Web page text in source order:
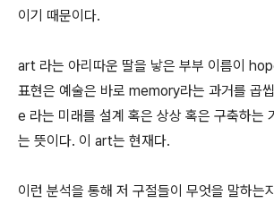
이기 때문이다.
art 라는 아리따운 딸을 낳은 부부 이름이
표현은 예술은 바로 memory라는 과거를 곱
e 라는 미래를 설계 혹은 상상 혹은 구축하는
는 뜻이다. 이 art는 현재다.
이런 분석을 통해 저 구절들이 무엇을 말하는